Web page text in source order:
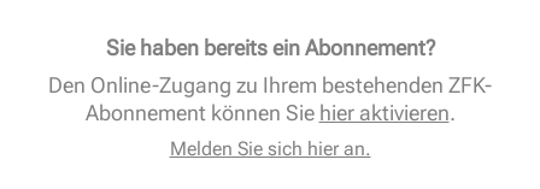
Sie haben bereits ein Abonnement?
Den Online-Zugang zu Ihrem bestehenden ZFK-
Abonnement können Sie hier aktivieren.
Melden Sie sich hier an.